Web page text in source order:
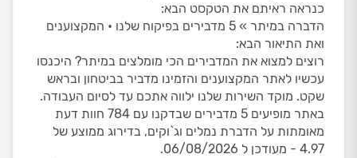
כנראה ראיתם את הטקסט הבא:
הדברה במיתר » 5 מדבירים בפיקוח שלנו • המקצוענים
ואת התיאור הבא:
רוצים למצוא את המדבירים הכי מומלצים במיתר? היכנסו
עכשיו לאתר המקצוענים והזמינו מדביר בביטחון ובראש
שקט. מוקד השירות שלנו ילווה אתכם עד לסיום העבודה.
באתר מופיעים 5 מדבירים שבדקנו עם 784 חוות דעת
מאומתות על הדברת נמלים וג`וקים, בדירוג ממוצע של
4.97 - מעודכן ל 06/08/2026.